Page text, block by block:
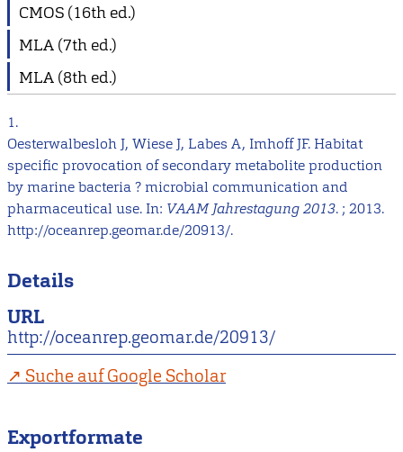
CMOS (16th ed.)
MLA (7th ed.)
MLA (8th ed.)
1.
Oesterwalbesloh J, Wiese J, Labes A, Imhoff JF. Habitat
specific provocation of secondary metabolite production
by marine bacteria ? microbial communication and
pharmaceutical use. In: VAAM Jahrestagung 2013. ; 2013.
http://oceanrep.geomar.de/20913/.
Details
URL
http://oceanrep.geomar.de/20913/
Suche auf Google Scholar
Exportformate